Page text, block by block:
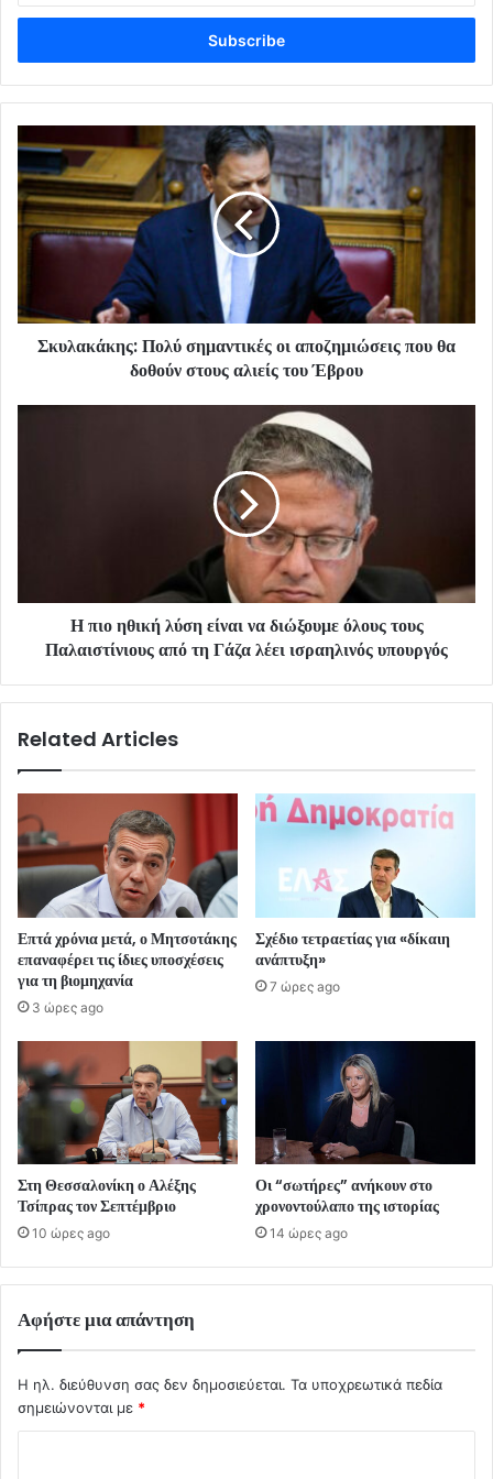
Email
Σκυλακάκης: Πολύ σημαντικές οι αποζημιώσεις που θα
δοθούν στους αλιείς του Έβρου
Η πιο ηθική λύση είναι να διώξουμε όλους τους
Παλαιστίνιους από τη Γάζα λέει ισραηλινός υπουργός
Related Articles
Επτά χρόνια μετά, ο Μητσοτάκης
επαναφέρει τις ίδιες υποσχέσεις
για τη βιομηχανία
3 ώρες ago
Σχέδιο τετραετίας για «δίκαιη
ανάπτυξη»
7 ώρες ago
Στη Θεσσαλονίκη ο Αλέξης
Τσίπρας τον Σεπτέμβριο
10 ώρες ago
Οι “σωτήρες” ανήκουν στο
χρονοντούλαπο της ιστορίας
14 ώρες ago
Αφήστε μια απάντηση
Η ηλ. διεύθυνση σας δεν δημοσιεύεται. Τα υποχρεωτικά πεδία
σημειώνονται με *